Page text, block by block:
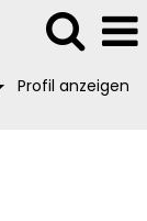
Profil anzeigen